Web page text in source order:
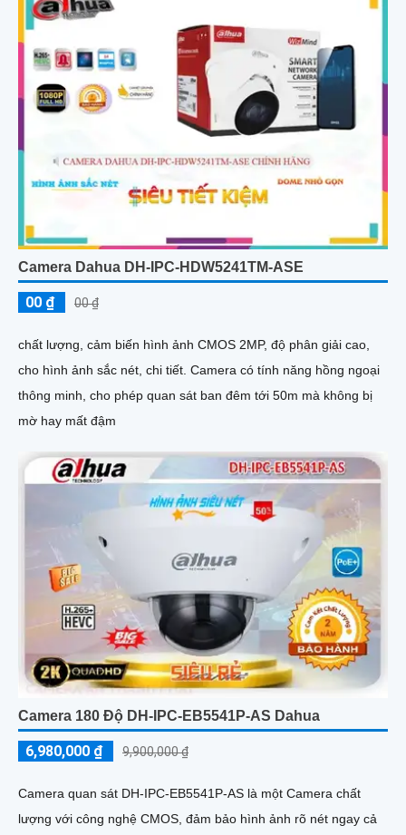
Camera Dahua DH-IPC-HDW5241TM-ASE
00 ₫ 00 ₫
chất lượng, cảm biến hình ảnh CMOS 2MP, độ phân giải cao,
cho hình ảnh sắc nét, chi tiết. Camera có tính năng hồng ngoại
thông minh, cho phép quan sát ban đêm tới 50m mà không bị
mờ hay mất đậm
Camera 180 Độ DH-IPC-EB5541P-AS Dahua
6,980,000 ₫ 9,900,000 ₫
Camera quan sát DH-IPC-EB5541P-AS là một Camera chất
lượng với công nghệ CMOS, đảm bảo hình ảnh rõ nét ngay cả